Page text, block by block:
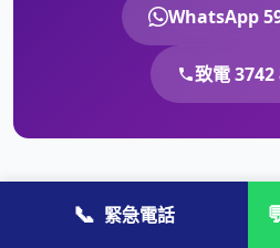
WhatsApp
致電 3742
📞 緊急電話